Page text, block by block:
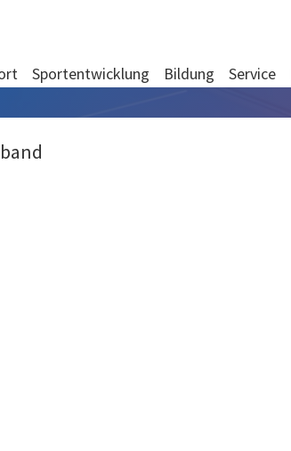
Sportentwicklung Bildung Service